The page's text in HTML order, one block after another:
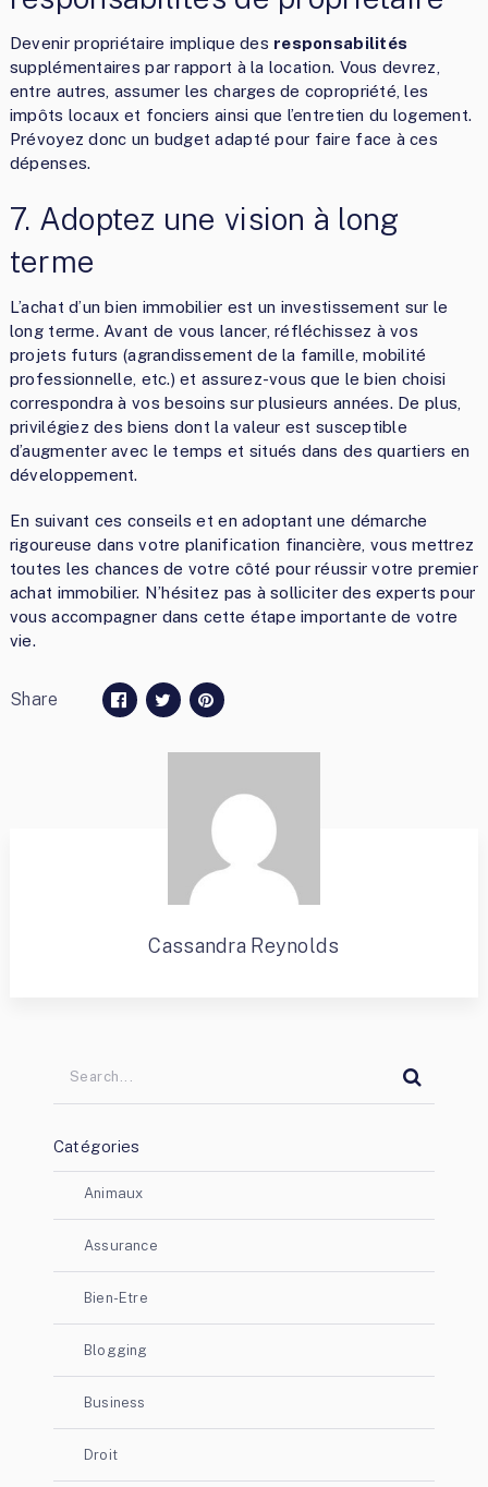
Devenir propriétaire implique des responsabilités
supplémentaires par rapport à la location. Vous devrez,
entre autres, assumer les charges de copropriété, les
impôts locaux et fonciers ainsi que l’entretien du logement.
Prévoyez donc un budget adapté pour faire face à ces
dépenses.
7. Adoptez une vision à long
terme
L’achat d’un bien immobilier est un investissement sur le
long terme. Avant de vous lancer, réfléchissez à vos
projets futurs (agrandissement de la famille, mobilité
professionnelle, etc.) et assurez-vous que le bien choisi
correspondra à vos besoins sur plusieurs années. De plus,
privilégiez des biens dont la valeur est susceptible
d’augmenter avec le temps et situés dans des quartiers en
développement.
En suivant ces conseils et en adoptant une démarche
rigoureuse dans votre planification financière, vous mettrez
toutes les chances de votre côté pour réussir votre premier
achat immobilier. N’hésitez pas à solliciter des experts pour
vous accompagner dans cette étape importante de votre
vie.
Share
Cassandra Reynolds
Catégories
Animaux
Assurance
Bien-Etre
Blogging
Business
Droit